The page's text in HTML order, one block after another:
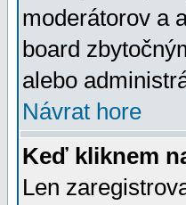
moderátorov a
board
alebo
Návrat hore
Keď kliknem
Len